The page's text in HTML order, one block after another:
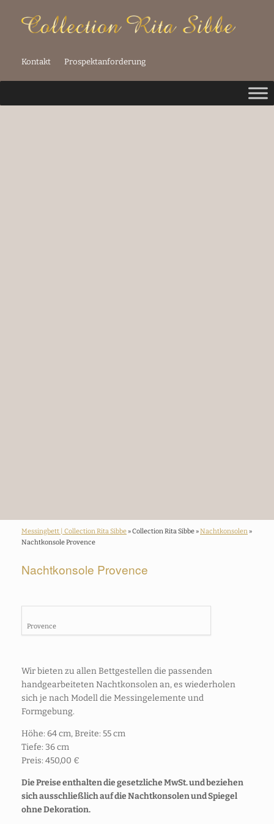
Kontakt Prospektanforderung
Messingbett | Collection Rita Sibbe» Collection Rita Sibbe »Nachtkonsolen»
Nachtkonsole Provence
Nachtkonsole Provence
Provence
Wir bieten zu allen Bettgestellen die passenden
handgearbeiteten Nachtkonsolen an, es wiederholen
sich je nach Modell die Messingelemente und
Formgebung.
Höhe: 64 cm, Breite: 55 cm
Tiefe: 36 cm
Preis: 450,00 €
Die Preise enthalten die gesetzliche MwSt. und beziehen
sich ausschließlich auf die Nachtkonsolen und Spiegel
ohne Dekoration.